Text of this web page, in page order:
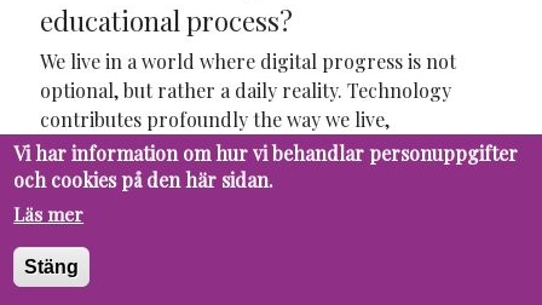
educational process?
We live in a world where digital progress is not
optional, but rather a daily reality. Technology
contributes profoundly the way we live,
communicate, work and learn. Imagine how the
world would look like if every innovation, from the
pen to the computer, would have been rejected. We
19 MAY
Vi har information om hur vi behandlar personuppgifter
och cookies på den här sidan.
Läs mer
Stäng